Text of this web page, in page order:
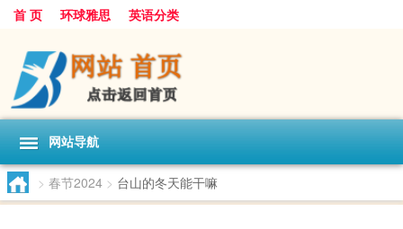
首 页 环球雅思 英语分类
网站导航
> 春节2024 > 台山的冬天能干嘛